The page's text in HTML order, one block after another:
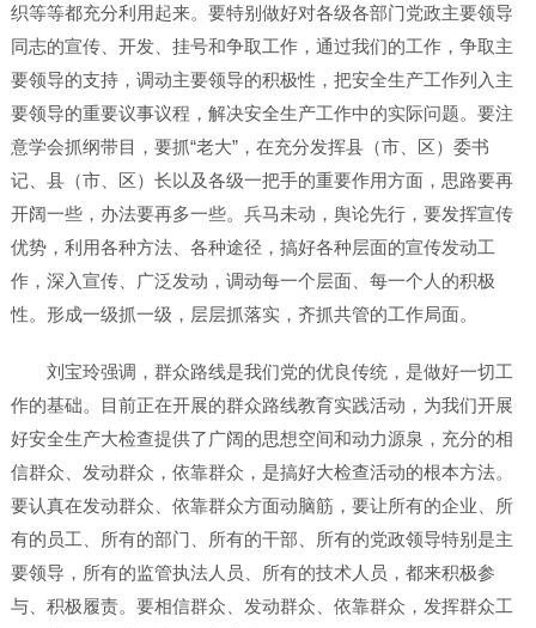
织等等都充分利用起来。要特别做好对各级各部门党政主要领导
同志的宣传、开发、挂号和争取工作，通过我们的工作，争取主
要领导的支持，调动主要领导的积极性，把安全生产工作列入主
要领导的重要议事议程，解决安全生产工作中的实际问题。要注
意学会抓纲带目，要抓“老大”，在充分发挥县（市、区）委书
记、县（市、区）长以及各级一把手的重要作用方面，思路要再
开阔一些，办法要再多一些。兵马未动，舆论先行，要发挥宣传
优势，利用各种方法、各种途径，搞好各种层面的宣传发动工
作，深入宣传、广泛发动，调动每一个层面、每一个人的积极
性。形成一级抓一级，层层抓落实，齐抓共管的工作局面。
刘宝玲强调，群众路线是我们党的优良传统，是做好一切工
作的基础。目前正在开展的群众路线教育实践活动，为我们开展
好安全生产大检查提供了广阔的思想空间和动力源泉，充分的相
信群众、发动群众，依靠群众，是搞好大检查活动的根本方法。
要认真在发动群众、依靠群众方面动脑筋，要让所有的企业、所
有的员工、所有的部门、所有的干部、所有的党政领导特别是主
要领导，所有的监管执法人员、所有的技术人员，都来积极参
与、积极履责。要相信群众、发动群众、依靠群众，发挥群众工